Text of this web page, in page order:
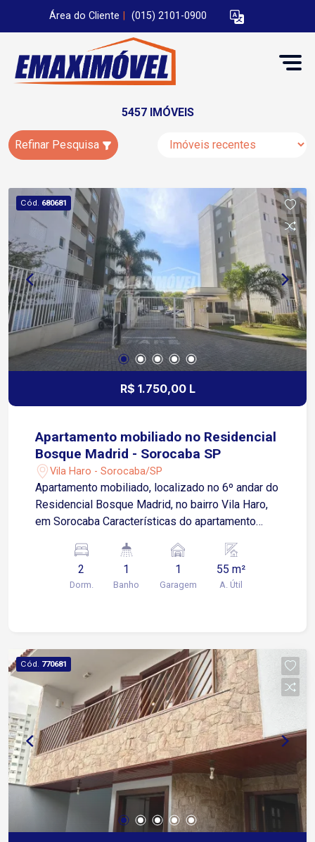
Área do Cliente (015) 2101-0900
5457 IMÓVEIS
Refinar Pesquisa
Cód. 680681
R$ 1.750,00 L
Apartamento mobiliado no Residencial
Bosque Madrid - Sorocaba SP
Vila Haro - Sorocaba/SP
Apartamento mobiliado, localizado no 6º andar do
Residencial Bosque Madrid, no bairro Vila Haro,
em Sorocaba Características do apartamento
armários planejados e eletrodomésticos 2
quartos com armários planejados Banheiro com
gabinete e box de vidro Blindex 1 vaga de
de festas Playground Minimercado Portaria A
localização permite acesso rápido à Avenida São
Paulo, que fica a aproximadamente 8 minutos do
residencial A Rodovia Raposo Tavares está a
aproximadamente 4 minutos, proporcionando
praticidade para deslocamentos para outras
cidades da região 10 minutos da Avenida Dom
Aguirre e da Avenida Três de Março
2
Dorm.
1
Banho
1
Garagem
55 m²
A. Útil
Cód. 770681